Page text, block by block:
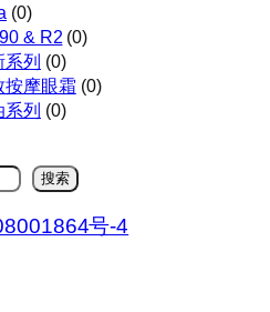
(0)
& R2 (0)
列 (0)
按摩眼霜 (0)
列 (0)
搜索
号-4